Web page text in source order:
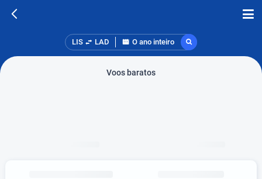
LIS LAD O ano inteiro
Voos baratos